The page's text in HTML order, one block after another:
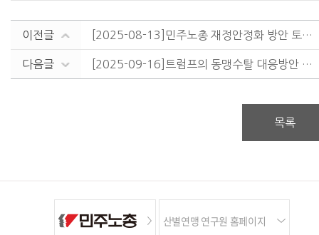
이전글 [2025-08-13]민주노총 재정안정화 방안 토론회
다음글 [2025-09-16]트럼프의 동맹수탈 대응방안 마련을 위한 토론회
목록
산별연맹 연구원 홈페이지